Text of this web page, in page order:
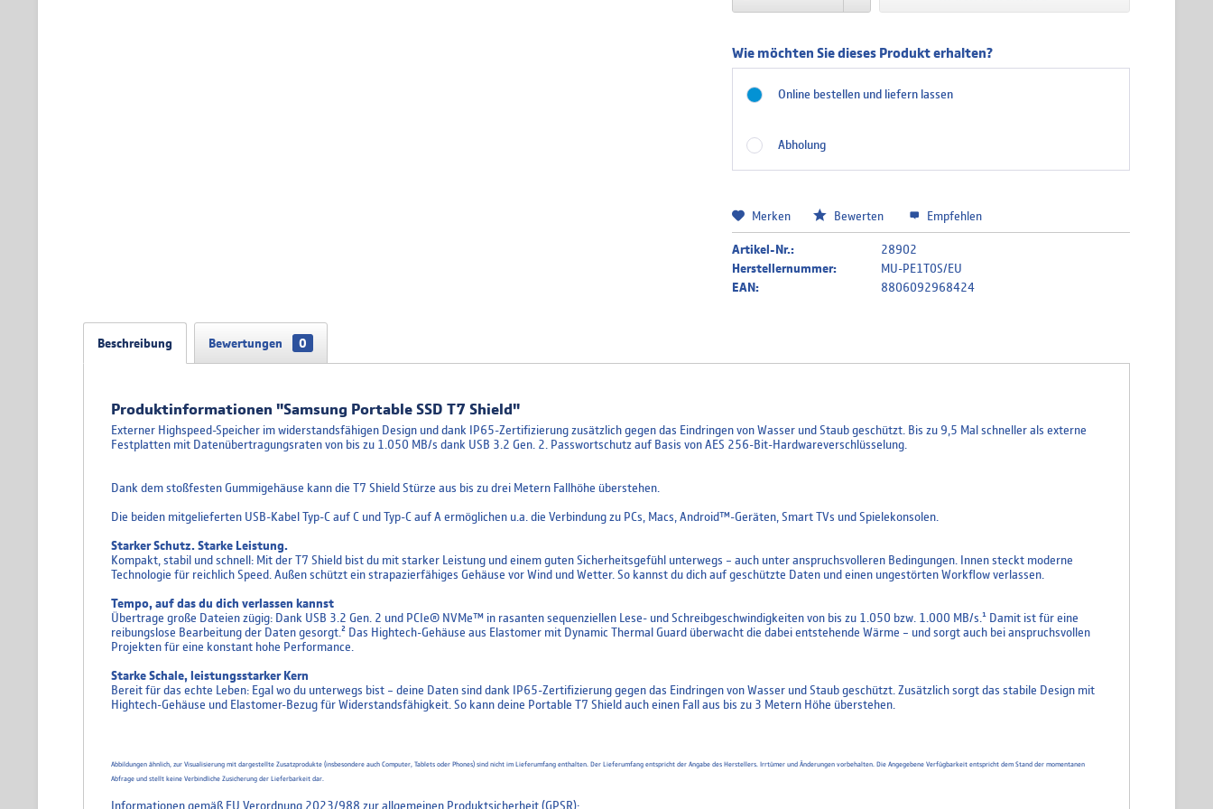
Wie möchten Sie dieses Produkt erhalten?
Online bestellen und liefern lassen
Abholung
Merken Bewerten Empfehlen
Artikel-Nr.:
28902
Herstellernummer:
MU-PE1T0S/EU
EAN:
8806092968424
Beschreibung Bewertungen 0
Produktinformationen "Samsung Portable SSD T7 Shield"
Externer Highspeed-Speicher im widerstandsfähigen Design und dank IP65-Zertifizierung zusätzlich gegen das Eindringen von Wasser und Staub geschützt. Bis zu 9,5 Mal schneller als externe
Festplatten mit Datenübertragungsraten von bis zu 1.050 MB/s dank USB 3.2 Gen. 2. Passwortschutz auf Basis von AES 256-Bit-Hardwareverschlüsselung.
Dank dem stoßfesten Gummigehäuse kann die T7 Shield Stürze aus bis zu drei Metern Fallhöhe überstehen.
Die beiden mitgelieferten USB-Kabel Typ-C auf C und Typ-C auf A ermöglichen u.a. die Verbindung zu PCs, Macs, Android™-Geräten, Smart TVs und Spielekonsolen.
Starker Schutz. Starke Leistung.
Kompakt, stabil und schnell: Mit der T7 Shield bist du mit starker Leistung und einem guten Sicherheitsgefühl unterwegs – auch unter anspruchsvolleren Bedingungen. Innen steckt moderne
Technologie für reichlich Speed. Außen schützt ein strapazierfähiges Gehäuse vor Wind und Wetter. So kannst du dich auf geschützte Daten und einen ungestörten Workflow verlassen.
Tempo, auf das du dich verlassen kannst
Übertrage große Dateien zügig: Dank USB 3.2 Gen. 2 und PCIe® NVMe™ in rasanten sequenziellen Lese- und Schreibgeschwindigkeiten von bis zu 1.050 bzw. 1.000 MB/s.¹ Damit ist für eine
reibungslose Bearbeitung der Daten gesorgt.² Das Hightech-Gehäuse aus Elastomer mit Dynamic Thermal Guard überwacht die dabei entstehende Wärme – und sorgt auch bei anspruchsvollen
Projekten für eine konstant hohe Performance.
Starke Schale, leistungsstarker Kern
Bereit für das echte Leben: Egal wo du unterwegs bist – deine Daten sind dank IP65-Zertifizierung gegen das Eindringen von Wasser und Staub geschützt. Zusätzlich sorgt das stabile Design mit
Hightech-Gehäuse und Elastomer-Bezug für Widerstandsfähigkeit. So kann deine Portable T7 Shield auch einen Fall aus bis zu 3 Metern Höhe überstehen.
Abbildungen ähnlich, zur Visualisierung mit dargestellte Zusatzprodukte (insbesondere auch Computer, Tablets oder Phones) sind nicht im Lieferumfang enthalten. Der Lieferumfang entspricht der Angabe des Herstellers. Irrtümer und Änderungen vorbehalten. Die Angegebene Verfügbarkeit entspricht dem Stand der momentanen
Abfrage und stellt keine Verbindliche Zusicherung der Lieferbarkeit dar.
Informationen gemäß EU Verordnung 2023/988 zur allgemeinen Produktsicherheit (GPSR):